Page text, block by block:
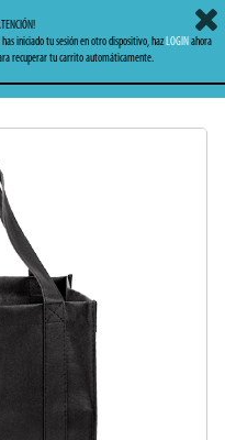
has iniciado tu sesión en otro dispositivo, hazLOGINahora
recuperar tu carrito automáticamente.